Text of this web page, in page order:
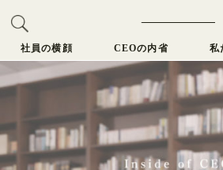
社員の横顔 CEOの内省 私